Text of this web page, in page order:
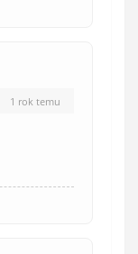
1 rok temu